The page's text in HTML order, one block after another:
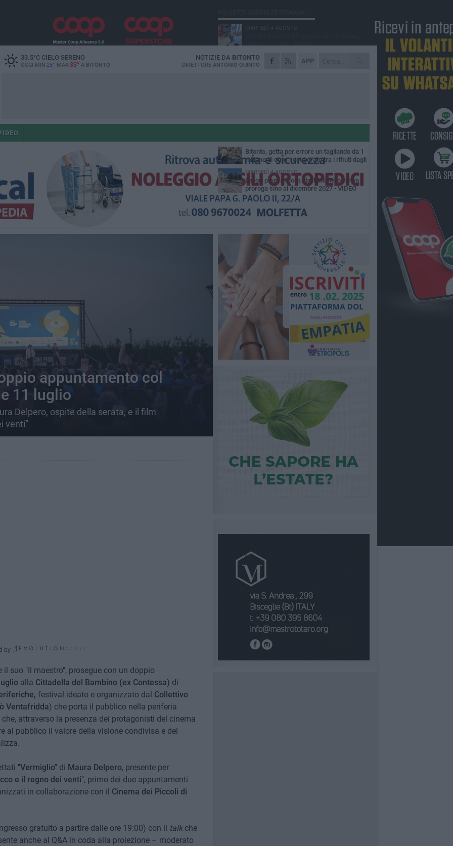
33.5°CCIELO SERENO
OGGI MIN 25° MAX 33° A BITONTO
APP
NOTIZIE DA BITONTO
DIRETTORE ANTONIO QUINTO
appuntamento col
11 luglio
Delpero, ospite della serata, e il film
venti”
by
il suo "Il maestro", prosegue con un doppio
alla Cittadella del Bambino (ex Contessa) di
festival ideato e organizzato dal Collettivo
Ventafridda) che porta il pubblico nella periferia
attraverso la presenza dei protagonisti del cinema
al pubblico il valore della visione condivisa e del
"Vermiglio"di Maura Delpero, presente per
e il regno dei venti", primo dei due appuntamenti
in collaborazione con il Cinema dei Piccoli di
gratuito a partire dalle ore 19:00) con il talkche
anche al Q&A in coda alla proiezione – moderato
rapina in un bar di Bitonto
DOMENICA 2 AGOSTO
Fratelli d'Italia Bitonto: «Vicinanza alla
Parcheggio interrato in piazza Marconi, SI:
MARTEDÌ 4 AGOSTO
Bitonto, getta per errore un tagliando da 1
milione di euro: recuperato tra i rifiuti dagli
operatori SANB
MARTEDÌ 4 AGOSTO
Lavori piazza Moro, dal Ministero arriva
proroga sino al dicembre 2027 - VIDEO